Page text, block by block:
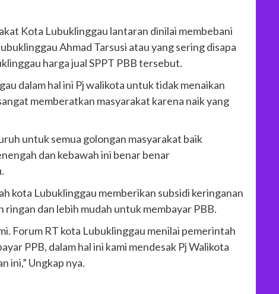
Kota Lubuklinggau lantaran dinilai membebani
Ahmad Tarsusi atau yang sering disapa
harga jual SPPT PBB tersebut.
dalam hal ini Pj walikota untuk tidak menaikan
memberatkan masyarakat karena naik yang
untuk semua golongan masyarakat baik
dan kebawah ini benar benar
kota Lubuklinggau memberikan subsidi keringanan
dan lebih mudah untuk membayar PBB.
Forum RT kota Lubuklinggau menilai pemerintah
PPB, dalam hal ini kami mendesak Pj Walikota
ini,” Ungkap nya.